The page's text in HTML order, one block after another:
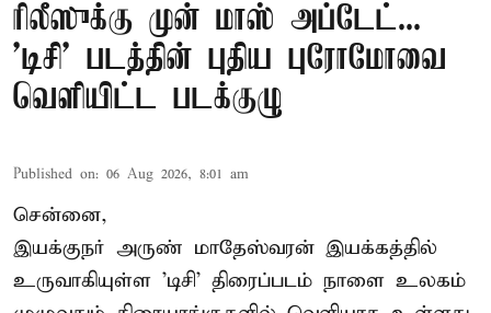
ரிலீஸுக்கு முன் மாஸ் அப்டேட்...
'டிசி' படத்தின் புதிய புரோமோவை
வெளியிட்ட படக்குழு
Published on: 06 Aug 2026, 8:01 am
சென்னை,
இயக்குநர் அருண் மாதேஸ்வரன் இயக்கத்தில்
உருவாகியுள்ள 'டிசி' திரைப்படம் நாளை உலகம்